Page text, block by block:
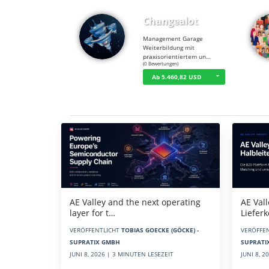
Changealot
Management Garage
Weiterbildung mit
praxisorientiertem un…
☆☆☆ ☆☆
(0 Bewertungen)
Ab 5.460,82 USD
AE Valley and the next operating
layer for t…
VERÖFFENTLICHT TOBIAS GOECKE (GÖCKE) -
SUPRATIX GMBH
JUNI 8, 2026 | 3 MINUTEN LESEZEIT
AE
JUNI 8,